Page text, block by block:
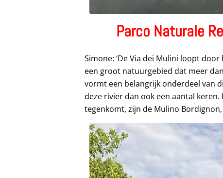
Parco Naturale
Simone: ‘De Via dei Mulini loopt
een groot natuurgebied dat meer
vormt een belangrijk onderdeel van
deze rivier dan ook een aantal
tegenkomt, zijn de Mulino